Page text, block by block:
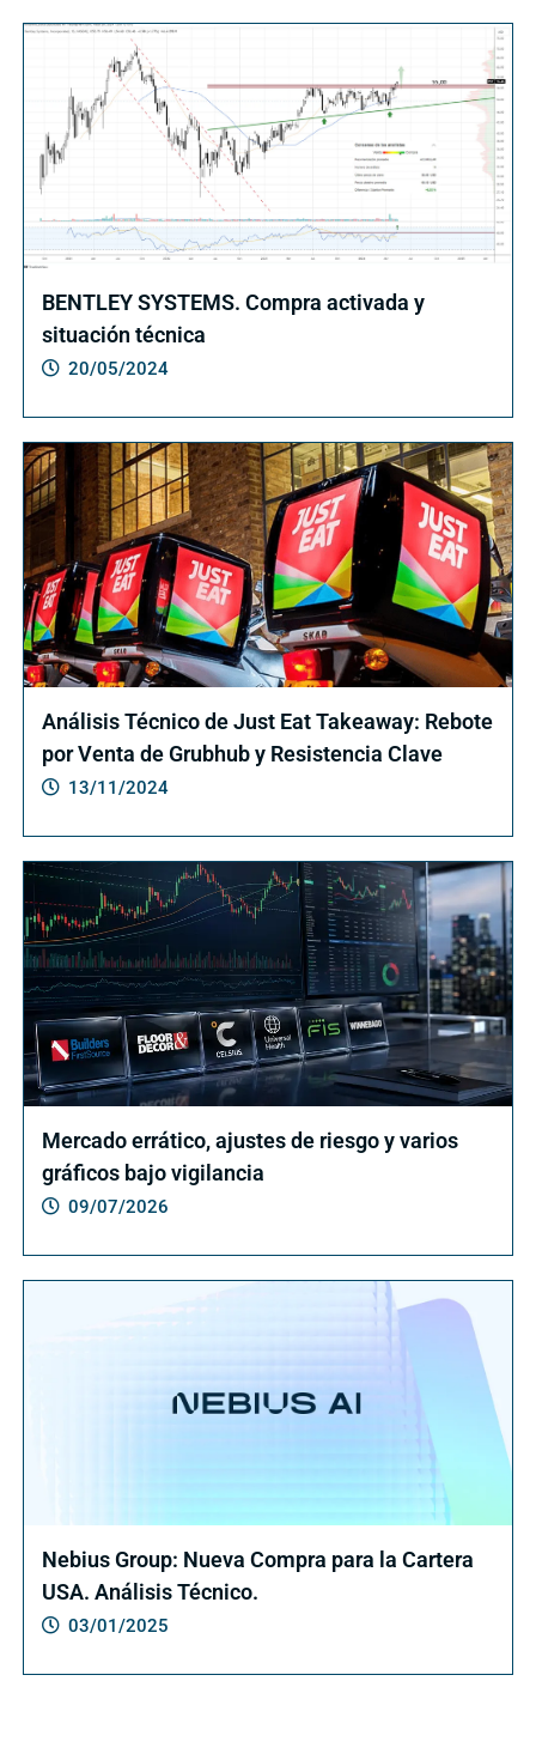
BENTLEY SYSTEMS. Compra activada y
situación técnica
20/05/2024
Análisis Técnico de Just Eat Takeaway: Rebote
por Venta de Grubhub y Resistencia Clave
13/11/2024
Mercado errático, ajustes de riesgo y varios
gráficos bajo vigilancia
09/07/2026
Nebius Group: Nueva Compra para la Cartera
USA. Análisis Técnico.
03/01/2025